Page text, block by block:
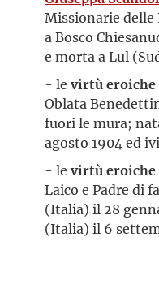
Missionarie delle
a Bosco
e morta a Lul
- le virtù eroiche
Oblata
fuori le mura;
agosto 1904 ed
- le virtù eroiche
Laico e Padre di
(Italia) il 28
(Italia) il 6